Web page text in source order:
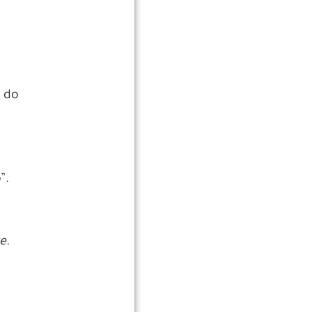
do